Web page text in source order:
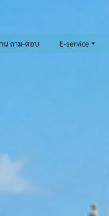
น ถาม-ตอบ E-service